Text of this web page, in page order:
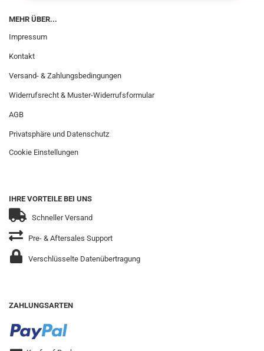
MEHR ÜBER...
Impressum
Kontakt
Versand- & Zahlungsbedingungen
Widerrufsrecht & Muster-Widerrufsformular
AGB
Privatsphäre und Datenschutz
Cookie Einstellungen
IHRE VORTEILE BEI UNS
Schneller Versand
Pre- & Aftersales Support
Verschlüsselte Datenübertragung
ZAHLUNGSARTEN